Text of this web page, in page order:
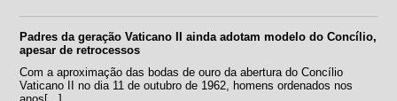
Padres da geração Vaticano II ainda adotam modelo do Concílio,
apesar de retrocessos
Com a aproximação das bodas de ouro da abertura do Concílio
Vaticano II no dia 11 de outubro de 1962, homens ordenados nos